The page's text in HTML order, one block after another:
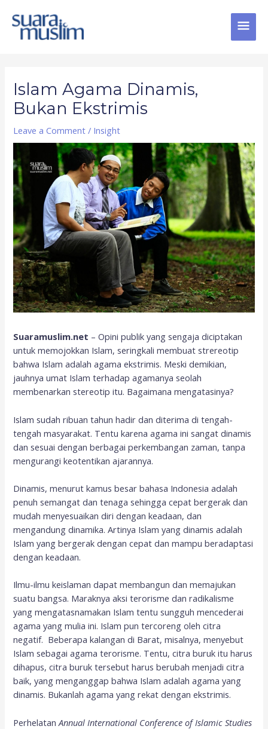
content
Islam Agama Dinamis,
Bukan Ekstrimis
Leave a Comment / Insight
Suaramuslim.net – Opini publik yang sengaja diciptakan
untuk memojokkan Islam, seringkali membuat strereotip
bahwa Islam adalah agama ekstrimis. Meski demikian,
jauhnya umat Islam terhadap agamanya seolah
membenarkan stereotip itu. Bagaimana mengatasinya?
Islam sudah ribuan tahun hadir dan diterima di tengah-
tengah masyarakat. Tentu karena agama ini sangat dinamis
dan sesuai dengan berbagai perkembangan zaman, tanpa
mengurangi keotentikan ajarannya.
Dinamis, menurut kamus besar bahasa Indonesia adalah
penuh semangat dan tenaga sehingga cepat bergerak dan
mudah menyesuaikan diri dengan keadaan, dan
mengandung dinamika. Artinya Islam yang dinamis adalah
Islam yang bergerak dengan cepat dan mampu beradaptasi
dengan keadaan.
Ilmu-ilmu keislaman dapat membangun dan memajukan
suatu bangsa. Maraknya aksi terorisme dan radikalisme
yang mengatasnamakan Islam tentu sungguh mencederai
agama yang mulia ini. Islam pun tercoreng oleh citra
negatif. Beberapa kalangan di Barat, misalnya, menyebut
Islam sebagai agama terorisme. Tentu, citra buruk itu harus
dihapus, citra buruk tersebut harus berubah menjadi citra
baik, yang menganggap bahwa Islam adalah agama yang
dinamis. Bukanlah agama yang rekat dengan ekstrimis.
PerhelatanAnnual International Conference of Islamic Studies